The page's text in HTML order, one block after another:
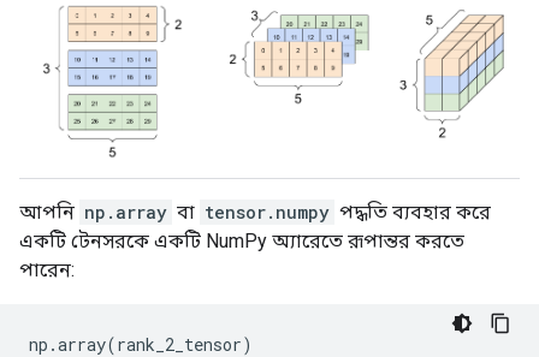
আপনি np.array বা tensor.numpy পদ্ধতি ব্যবহার করে
একটি টেনসরকে একটি NumPy অ্যারেতে রূপান্তর করতে
পারেন:
np .array(rank_2_tensor)